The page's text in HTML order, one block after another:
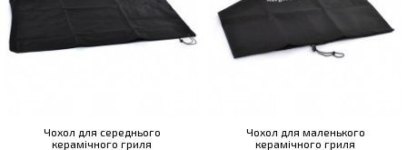
Чохол для середнього
керамічного гриля
Чохол для маленького
керамічного гриля